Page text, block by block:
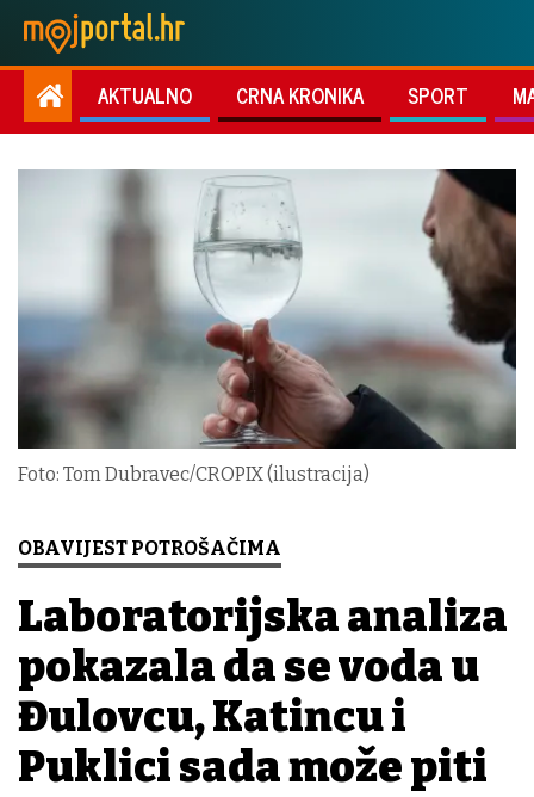
AKTUALNO CRNA KRONIKA SPORT
Foto: Tom Dubravec/CROPIX (ilustracija)
OBAVIJEST POTROŠAČIMA
Laboratorijska analiza
pokazala da se voda u
Đulovcu, Katincu i
Puklici sada može piti